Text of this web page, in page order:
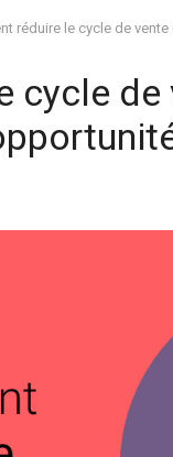
réduire le cycle de
cycle